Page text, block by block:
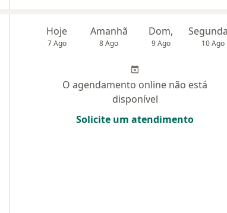
Hoje
7 Ago
Amanhã
8 Ago
Dom,
9 Ago 10 Ago
O agendamento online não está
disponível
Solicite um atendimento